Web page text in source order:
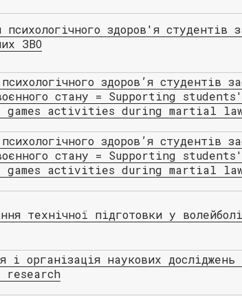
психологічного здоров'я студентів
ЗВО
здоров’я студентів
стану = Supporting
games activities during martial
здоров’я студентів
стану = Supporting
games activities during martial
технічної підготовки у
і організація наукових